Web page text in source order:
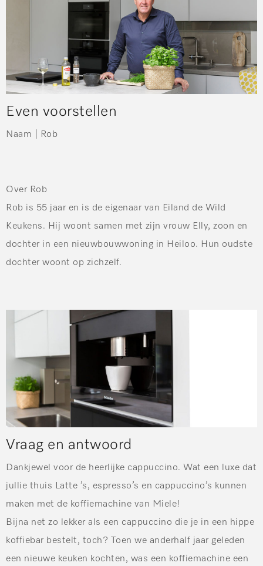
Even voorstellen
Naam | Rob
Over Rob
Rob is 55 jaar en is de eigenaar van Eiland de Wild
Keukens. Hij woont samen met zijn vrouw Elly, zoon en
dochter in een nieuwbouwwoning in Heiloo. Hun oudste
dochter woont op zichzelf.
Vraag en antwoord
Dankjewel voor de heerlijke cappuccino. Wat een luxe dat
jullie thuis Latte ’s, espresso’s en cappuccino’s kunnen
maken met de koffiemachine van Miele!
Bijna net zo lekker als een cappuccino die je in een hippe
koffiebar bestelt, toch? Toen we anderhalf jaar geleden
een nieuwe keuken kochten, was een koffiemachine een